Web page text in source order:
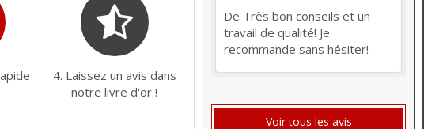
4. Laissez un avis dans
notre livre d'or !
De Très bon conseils et un
travail de qualité! Je
recommande sans hésiter!
Voir tous les avis